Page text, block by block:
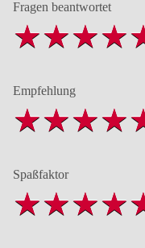
Fragen beantwortet
Empfehlung
Spaßfaktor